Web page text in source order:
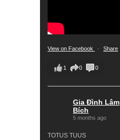
View on Facebook · Share
1 0 0
Gia Đình Lâm
Bích
5 months ago
TOTUS TUUS